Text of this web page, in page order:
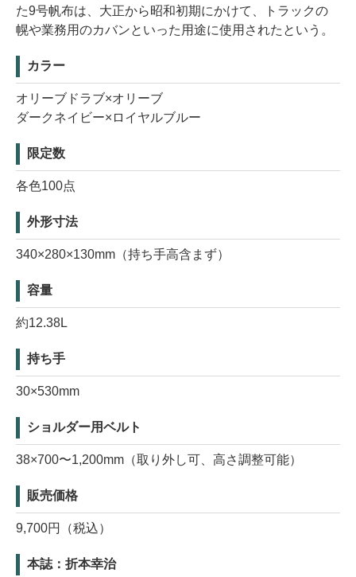
た9号帆布は、大正から昭和初期にかけて、トラックの
幌や業務用のカバンといった用途に使用されたという。
カラー
オリーブドラブ×オリーブ
ダークネイビー×ロイヤルブルー
限定数
各色100点
外形寸法
340×280×130mm（持ち手高含まず）
容量
約12.38L
持ち手
30×530mm
ショルダー用ベルト
38×700〜1,200mm（取り外し可、高さ調整可能）
販売価格
9,700円（税込）
本誌：折本幸治